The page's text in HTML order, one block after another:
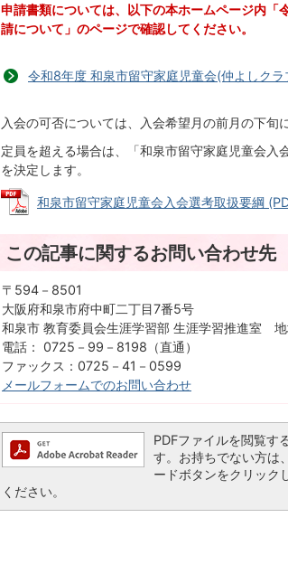
申請書類については、以下の本ホームページ内
請について」のページで確認してください。
令和8年度 和泉市留守家庭児童会(仲よしク
入会の可否については、入会希望月の前月の下旬
定員を超える場合は、「和泉市留守家庭児童会
を決定します。
和泉市留守家庭児童会入会選考取扱要綱
この記事に関するお問い合わせ先
〒594－8501
大阪府和泉市府中町二丁目7番5号
和泉市 教育委員会生涯学習部 生涯学習推進室 地
電話： 0725－99－8198（直通）
ファックス：0725－41－0599
メールフォームでのお問い合わせ
PDFファイルを閲覧
す。お持ちでない方は
ードボタンをクリック
ください。